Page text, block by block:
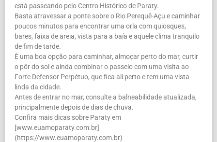
está passeando pelo Centro Histórico de Paraty.
Basta atravessar a ponte sobre o Rio Perequê-Açu e caminhar
poucos minutos para encontrar uma orla com quiosques,
bares, faixa de areia, vista para a baía e aquele clima tranquilo
de fim de tarde.
É uma boa opção para caminhar, almoçar perto do mar, curtir
o pôr do sol e ainda combinar o passeio com uma visita ao
Forte Defensor Perpétuo, que fica ali perto e tem uma vista
linda da cidade.
Antes de entrar no mar, consulte a balneabilidade atualizada,
principalmente depois de dias de chuva.
Confira mais dicas sobre Paraty em
[www.euamoparaty.com.br]
(https://www.euamoparaty.com.br)